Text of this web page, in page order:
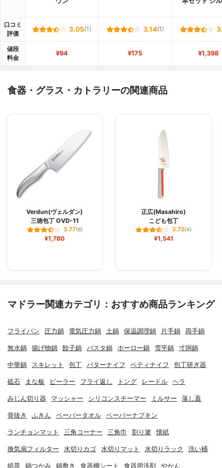
口コミ
評価
3.05(1) 3.14(1)
値段
料金
¥94 ¥175 ¥1,398
食器・グラス・カトラリーの関連商品
Verdun(ヴェルダン)
三徳包丁 OVD-11
3.77(6)
¥1,780
正広(Masahiro)
こども包丁
3.72(4)
¥1,541
マドラー関連カテゴリ：おすすめ商品ランキング
フライパン 圧力鍋 電気圧力鍋 土鍋 保温調理鍋 片手鍋 両手鍋
無水鍋 揚げ物鍋 餃子鍋 パスタ鍋 ホーロー鍋 雪平鍋 寸胴鍋
中華鍋 スキレット 包丁 バターナイフ ペティナイフ 包丁研ぎ器
砥石 まな板 ピーラー フライ返し トング レードル ヘラ
みじん切り器 マッシャー シリコンスチーマー ミルサー 落し蓋
骨抜き ふきん ペーパータオル ペーパーナプキン
ランチョンマット 三角コーナー 三角巾 割り箸 懐紙
換気扇フィルター 水切りカゴ 水切りマット 水切りラック 洗い桶
紙皿 鍋つかみ 鍋敷き 食器棚シート 食器用洗剤 やかん